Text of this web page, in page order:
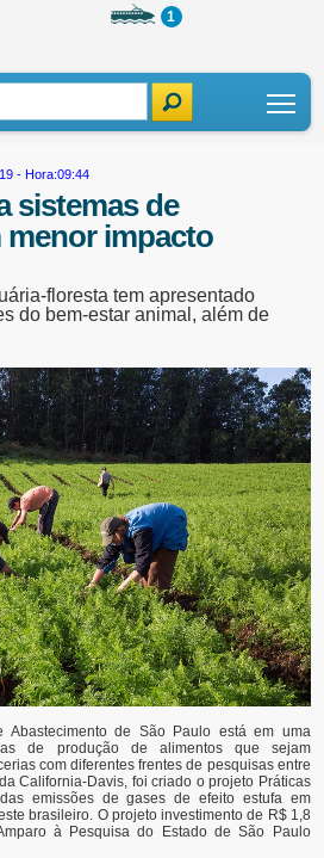
1
- Hora:09:44
sistemas de
impacto
floresta tem apresentado
do bem-estar animal, além de
Abastecimento de São Paulo está em uma
de produção de alimentos que sejam
com diferentes frentes de pesquisas entre
California-Davis, foi criado o projeto Práticas
emissões de gases de efeito estufa em
brasileiro. O projeto investimento de R$ 1,8
à Pesquisa do Estado de São Paulo